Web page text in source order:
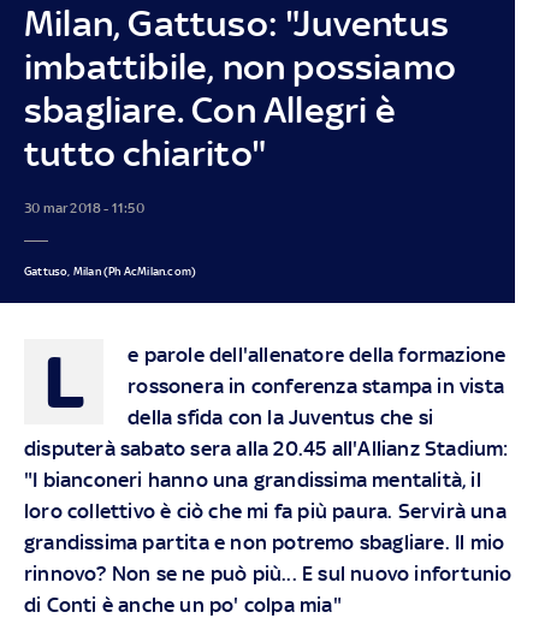
Milan, Gattuso: "Juventus
imbattibile, non possiamo
sbagliare. Con Allegri è
tutto chiarito"
30 mar 2018 - 11:50
Gattuso, Milan (Ph AcMilan.com)
L
e parole dell'allenatore della formazione
rossonera in conferenza stampa in vista
della sfida con la Juventus che si
disputerà sabato sera alla 20.45 all'Allianz Stadium:
"I bianconeri hanno una grandissima mentalità, il
loro collettivo è ciò che mi fa più paura. Servirà una
grandissima partita e non potremo sbagliare. Il mio
rinnovo? Non se ne può più... E sul nuovo infortunio
di Conti è anche un po' colpa mia"